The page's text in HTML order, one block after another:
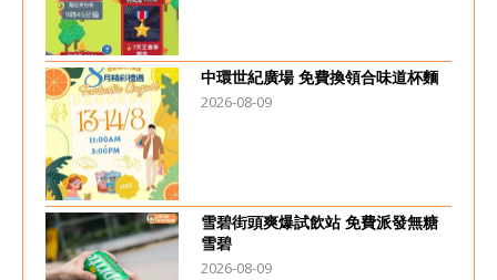
中環世紀廣場 免費換領合味道杯麵
2026-08-09
雪碧街頭爽爆試飲站 免費派發無糖
雪碧
2026-08-09